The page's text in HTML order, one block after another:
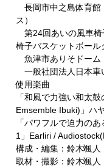
長岡市中之島体育館
ス）
第24回あいの風車椅
椅子バスケットボール
魚津市ありそドーム
一般社団法人日本車
使用楽曲
「和⾵で⼒強い和太
Emsemble Ibuki)」ハ
「パワフルで迫⼒の
1」Earliri /
構成・編集：鈴木颯人
取材・撮影：鈴木颯